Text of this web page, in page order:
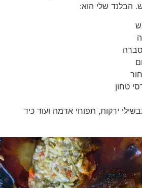
שלי הוא:
ירקות, תפוחי אדמה ועוד כיד